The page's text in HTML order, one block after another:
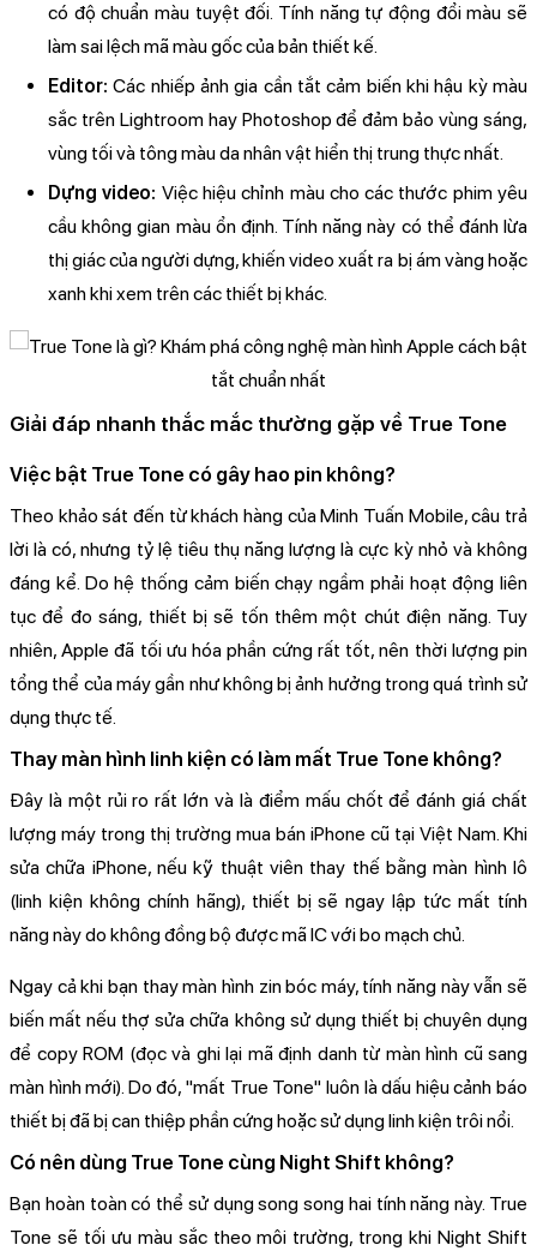
có độ chuẩn màu tuyệt đối. Tính năng tự động đổi màu sẽ
làm sai lệch mã màu gốc của bản thiết kế.
Editor: Các nhiếp ảnh gia cần tắt cảm biến khi hậu kỳ màu
sắc trên Lightroom hay Photoshop để đảm bảo vùng sáng,
vùng tối và tông màu da nhân vật hiển thị trung thực nhất.
Dựng video: Việc hiệu chỉnh màu cho các thước phim yêu
cầu không gian màu ổn định. Tính năng này có thể đánh lừa
thị giác của người dựng, khiến video xuất ra bị ám vàng hoặc
xanh khi xem trên các thiết bị khác.
Giải đáp nhanh thắc mắc thường gặp về True Tone
Việc bật True Tone có gây hao pin không?
Theo khảo sát đến từ khách hàng của Minh Tuấn Mobile, câu trả
lời là có, nhưng tỷ lệ tiêu thụ năng lượng là cực kỳ nhỏ và không
đáng kể. Do hệ thống cảm biến chạy ngầm phải hoạt động liên
tục để đo sáng, thiết bị sẽ tốn thêm một chút điện năng. Tuy
nhiên, Apple đã tối ưu hóa phần cứng rất tốt, nên thời lượng pin
tổng thể của máy gần như không bị ảnh hưởng trong quá trình sử
dụng thực tế.
Thay màn hình linh kiện có làm mất True Tone không?
Đây là một rủi ro rất lớn và là điểm mấu chốt để đánh giá chất
lượng máy trong thị trường mua bán iPhone cũ tại Việt Nam. Khi
sửa chữa iPhone, nếu kỹ thuật viên thay thế bằng màn hình lô
(linh kiện không chính hãng), thiết bị sẽ ngay lập tức mất tính
năng này do không đồng bộ được mã IC với bo mạch chủ.
Ngay cả khi bạn thay màn hình zin bóc máy, tính năng này vẫn sẽ
biến mất nếu thợ sửa chữa không sử dụng thiết bị chuyên dụng
để copy ROM (đọc và ghi lại mã định danh từ màn hình cũ sang
màn hình mới). Do đó, "mất True Tone" luôn là dấu hiệu cảnh báo
thiết bị đã bị can thiệp phần cứng hoặc sử dụng linh kiện trôi nổi.
Có nên dùng True Tone cùng Night Shift không?
Bạn hoàn toàn có thể sử dụng song song hai tính năng này. True
Tone sẽ tối ưu màu sắc theo môi trường, trong khi Night Shift